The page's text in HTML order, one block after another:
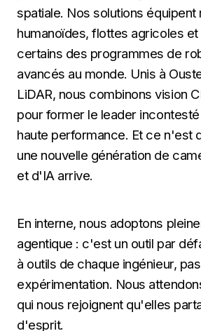
spatiale. Nos solutions
humanoïdes, flottes agricoles
certains des programmes de
avancés au monde. Unis à
LiDAR, nous combinons vision
pour former le leader
haute performance. Et ce n'est
une nouvelle génération de
et d'IA arrive.
En interne, nous adoptons
agentique : c'est un outil par
à outils de chaque ingénieur,
expérimentation. Nous
qui nous rejoignent qu'elles
d'esprit.